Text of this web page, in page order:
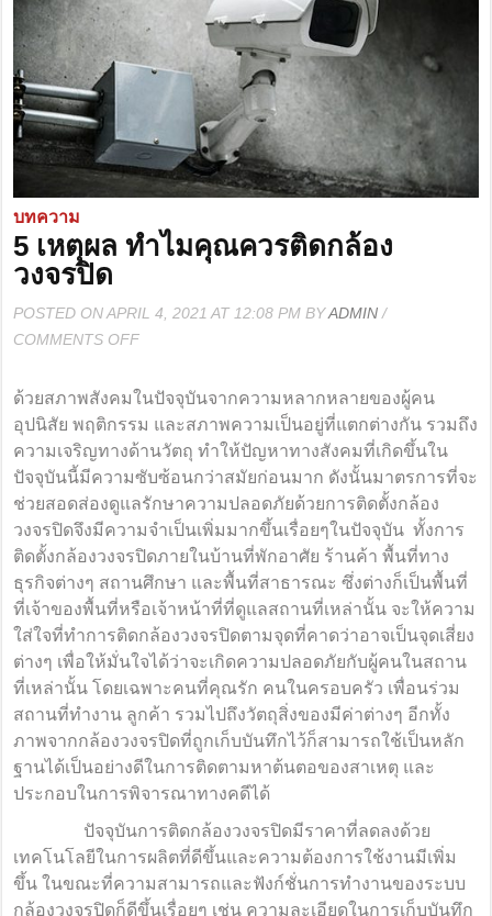
บทความ
5 เหตุผล ทำไมคุณควรติดกล้อง
วงจรปิด
POSTED ON APRIL 4, 2021 AT 12:08 PM BYADMIN /
COMMENTS OFFON
เหตุผล
ทำไม
คุณ
ควร
ติด
กล้อง
วงจรปิด
ด้วยสภาพสังคมในปัจจุบันจากความหลากหลายของผู้คน
อุปนิสัย พฤติกรรม และสภาพความเป็นอยู่ที่แตกต่างกัน รวมถึง
ความเจริญทางด้านวัตถุ ทำให้ปัญหาทางสังคมที่เกิดขึ้นใน
ปัจจุบันนี้มีความซับซ้อนกว่าสมัยก่อนมาก ดังนั้นมาตรการที่จะ
ช่วยสอดส่องดูแลรักษาความปลอดภัยด้วยการติดตั้งกล้อง
วงจรปิดจึงมีความจำเป็นเพิ่มมากขึ้นเรื่อยๆในปัจจุบัน ทั้งการ
ติดตั้งกล้องวงจรปิดภายในบ้านที่พักอาศัย ร้านค้า พื้นที่ทาง
ธุรกิจต่างๆ สถานศึกษา และพื้นที่สาธารณะ ซึ่งต่างก็เป็นพื้นที่
ที่เจ้าของพื้นที่หรือเจ้าหน้าที่ที่ดูแลสถานที่เหล่านั้น จะให้ความ
ใส่ใจที่ทำการติดกล้องวงจรปิดตามจุดที่คาดว่าอาจเป็นจุดเสี่ยง
ต่างๆ เพื่อให้มั่นใจได้ว่าจะเกิดความปลอดภัยกับผู้คนในสถาน
ที่เหล่านั้น โดยเฉพาะคนที่คุณรัก คนในครอบครัว เพื่อนร่วม
สถานที่ทำงาน ลูกค้า รวมไปถึงวัตถุสิ่งของมีค่าต่างๆ อีกทั้ง
ภาพจากกล้องวงจรปิดที่ถูกเก็บบันทึกไว้ก็สามารถใช้เป็นหลัก
ฐานได้เป็นอย่างดีในการติดตามหาต้นตอของสาเหตุ และ
ประกอบในการพิจารณาทางคดีได้
ปัจจุบันการติดกล้องวงจรปิดมีราคาที่ลดลงด้วย
เทคโนโลยีในการผลิตที่ดีขึ้นและความต้องการใช้งานมีเพิ่ม
ขึ้น ในขณะที่ความสามารถและฟังก์ชั่นการทำงานของระบบ
กล้องวงจรปิดก็ดีขึ้นเรื่อยๆ เช่น ความละเอียดในการเก็บบันทึก